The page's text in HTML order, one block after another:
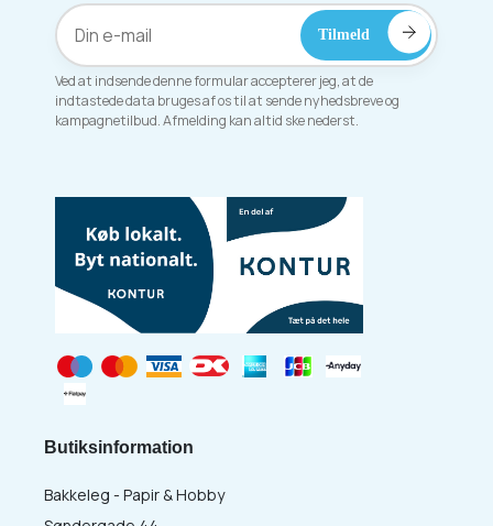
Ved at indsende denne formular accepterer jeg, at de
indtastede data bruges af os til at sende nyhedsbreve og
kampagnetilbud. Afmelding kan altid ske nederst.
Butiksinformation
Bakkeleg - Papir & Hobby